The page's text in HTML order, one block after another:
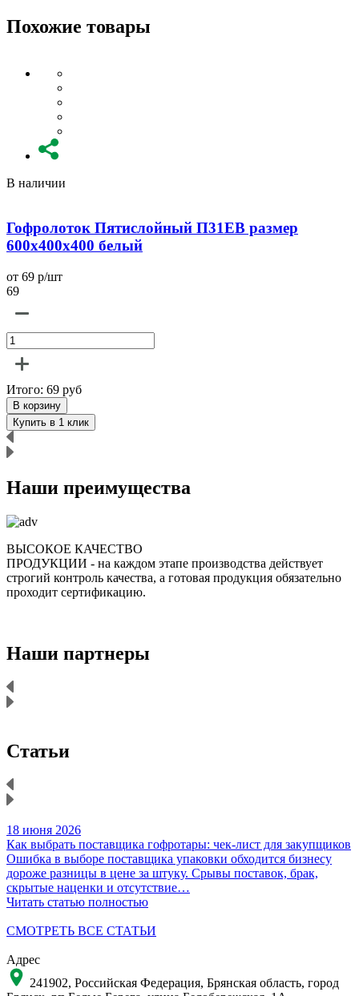
Похожие товары
В наличии
Гофролоток Пятислойный П31EB размер
600x400x400 белый
от 69 р/шт
69
Итого: 69 руб
В корзину
Купить в 1 клик
Наши преимущества
ВЫСОКОЕ КАЧЕСТВО
ПРОДУКЦИИ - на каждом этапе производства действует
строгий контроль качества, а готовая продукция обязательно
проходит сертификацию.
Наши партнеры
Статьи
18 июня 2026
Как выбрать поставщика гофротары: чек-лист для закупщиков
Ошибка в выборе поставщика упаковки обходится бизнесу
дороже разницы в цене за штуку. Срывы поставок, брак,
скрытые наценки и отсутствие…
Читать статью полностью
СМОТРЕТЬ ВСЕ СТАТЬИ
Адрес
241902, Российская Федерация, Брянская область, город